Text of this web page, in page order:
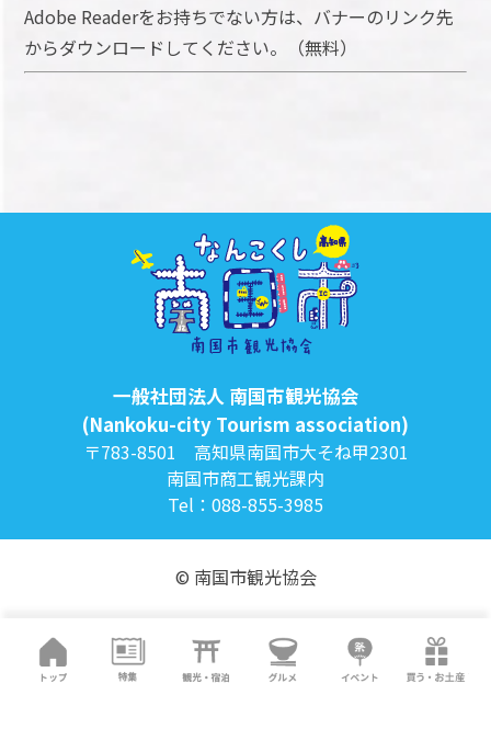
Adobe Readerをお持ちでない方は、バナーのリンク先
からダウンロードしてください。（無料）
一般社団法人 南国市観光協会
(Nankoku-city Tourism association)
〒783-8501 高知県南国市大そね甲2301
南国市商工観光課内
Tel：088-855-3985
© 南国市観光協会